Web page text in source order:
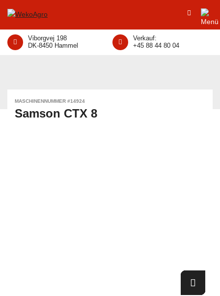
Viborgvej 198
DK-8450 Hammel
Verkauf:
+45 88 44 80 04
MASCHINENNUMMER #14924
Samson CTX 8